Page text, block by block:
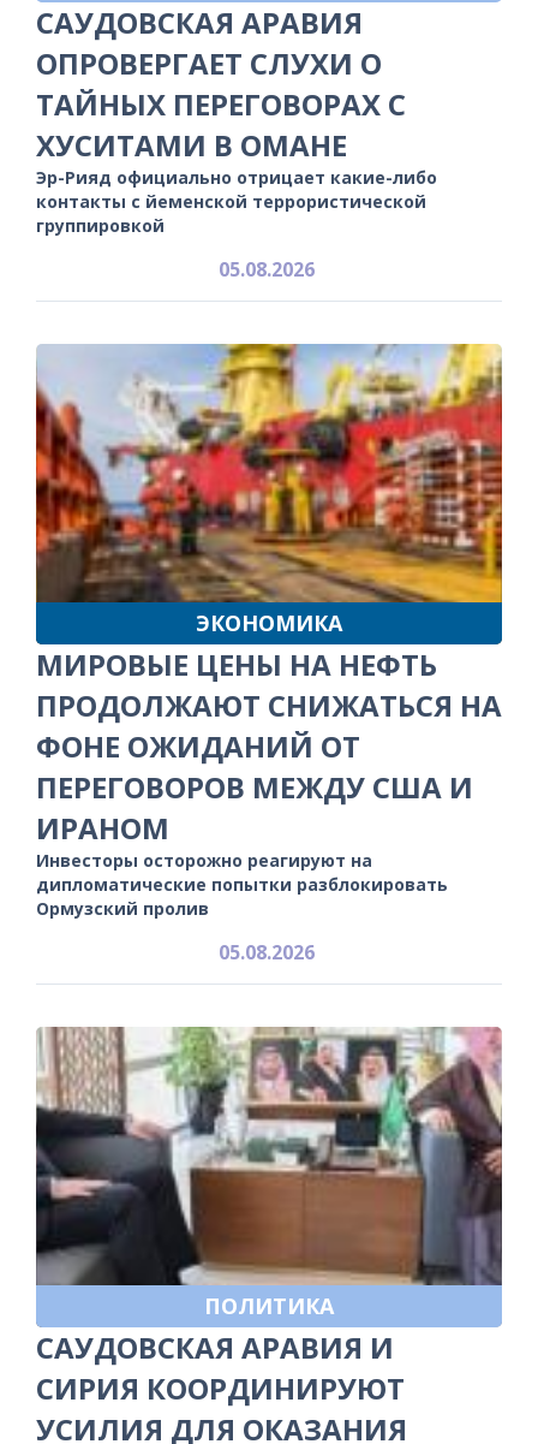
САУДОВСКАЯ АРАВИЯ
ОПРОВЕРГАЕТ СЛУХИ О
ТАЙНЫХ ПЕРЕГОВОРАХ С
ХУСИТАМИ В ОМАНЕ
Эр-Рияд официально отрицает какие-либо
контакты с йеменской террористической
группировкой
05.08.2026
ЭКОНОМИКА
МИРОВЫЕ ЦЕНЫ НА НЕФТЬ
ПРОДОЛЖАЮТ СНИЖАТЬСЯ НА
ФОНЕ ОЖИДАНИЙ ОТ
ПЕРЕГОВОРОВ МЕЖДУ США И
ИРАНОМ
Инвесторы осторожно реагируют на
дипломатические попытки разблокировать
Ормузский пролив
05.08.2026
ПОЛИТИКА
САУДОВСКАЯ АРАВИЯ И
СИРИЯ КООРДИНИРУЮТ
УСИЛИЯ ДЛЯ ОКАЗАНИЯ